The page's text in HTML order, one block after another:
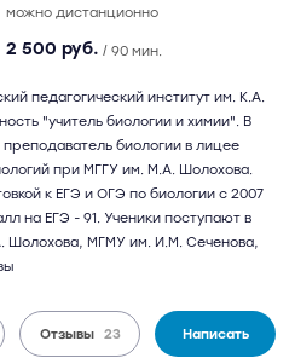
можно дистанционно
2 500 руб. / 90 мин.
педагогический институт им. К.А.
"учитель биологии и химии". В
биологии в лицее
при МГГУ им. М.А. Шолохова.
к ЕГЭ и ОГЭ по биологии с 2007
на ЕГЭ - 91. Ученики поступают в
Шолохова, МГМУ им. И.М. Сеченова,
Отзывы 23 Написать